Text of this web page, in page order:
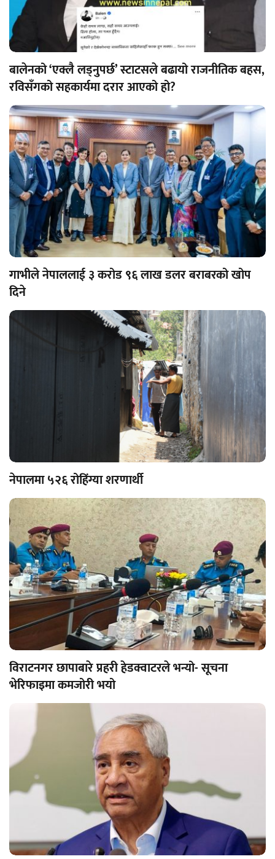
बालेनको ‘एक्लै लड्नुपर्छ’ स्टाटसले बढायो राजनीतिक बहस,
रविसँगको सहकार्यमा दरार आएको हो?
गाभीले नेपाललाई ३ करोड ९६ लाख डलर बराबरको खोप
दिने
नेपालमा ५२६ रोहिंग्या शरणार्थी
विराटनगर छापाबारे प्रहरी हेडक्वाटरले भन्यो- सूचना
भेरिफाइमा कमजोरी भयो